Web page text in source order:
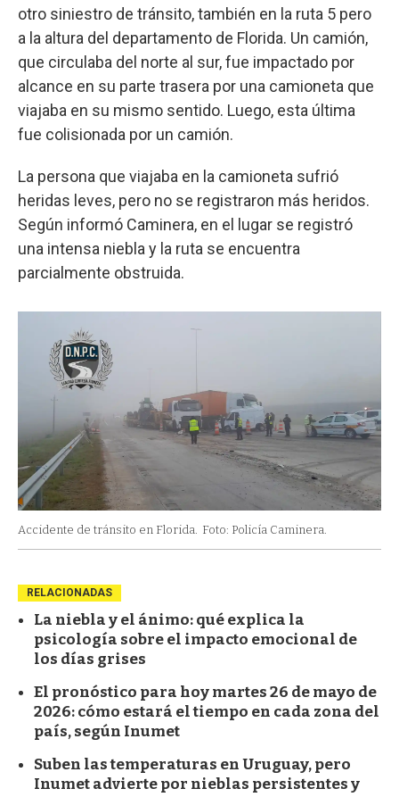
otro siniestro de tránsito, también en la ruta 5 pero
a la altura del departamento de Florida. Un camión,
que circulaba del norte al sur, fue impactado por
alcance en su parte trasera por una camioneta que
viajaba en su mismo sentido. Luego, esta última
fue colisionada por un camión.
La persona que viajaba en la camioneta sufrió
heridas leves, pero no se registraron más heridos.
Según informó Caminera, en el lugar se registró
una intensa niebla y la ruta se encuentra
parcialmente obstruida.
Accidente de tránsito en Florida. Foto: Policía Caminera.
RELACIONADAS
La niebla y el ánimo: qué explica la
psicología sobre el impacto emocional de
los días grises
El pronóstico para hoy martes 26 de mayo de
2026: cómo estará el tiempo en cada zona del
país, según Inumet
Suben las temperaturas en Uruguay, pero
Inumet advierte por nieblas persistentes y